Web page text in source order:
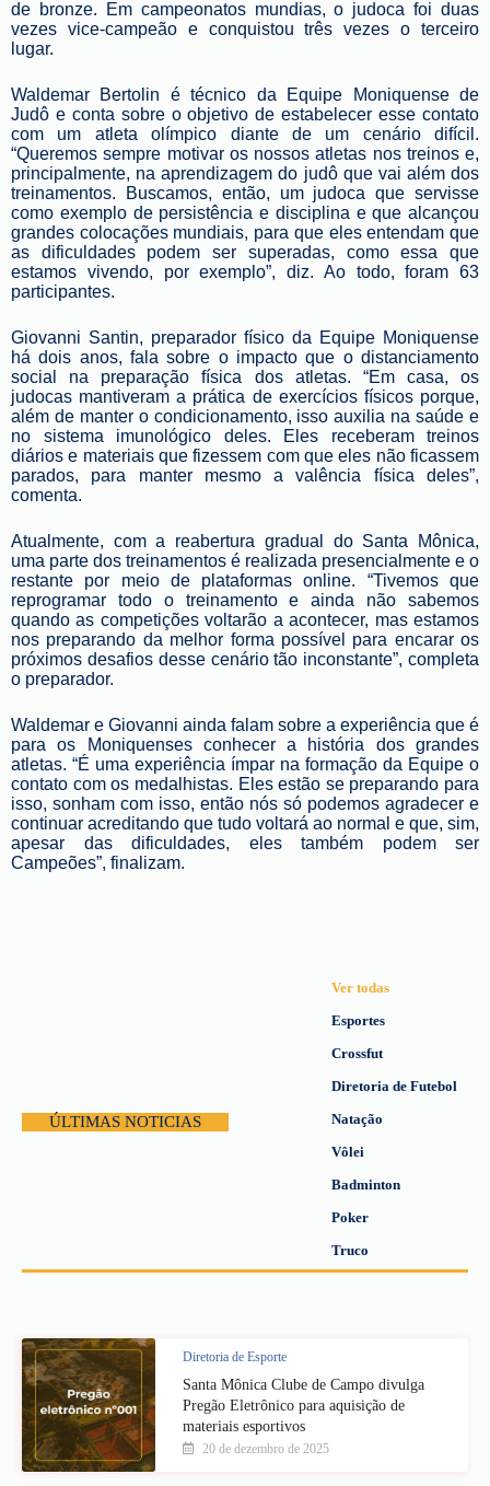
de bronze. Em campeonatos mundias, o judoca foi duas
vezes vice-campeão e conquistou três vezes o terceiro
lugar.
Waldemar Bertolin é técnico da Equipe Moniquense de
Judô e conta sobre o objetivo de estabelecer esse contato
com um atleta olímpico diante de um cenário difícil .
“Queremos sempre motivar os nossos atletas nos treinos e,
principalmente, na aprendizagem do judô que vai além dos
treinamentos. Buscamos, então, um judoca que servisse
como exemplo de persistência e disciplina e que alcançou
grandes colocações mundiais, para que eles entendam que
as dificuldades podem ser superadas, como essa que
estamos vivendo, por exemplo”, diz. Ao todo, foram 63
participantes.
Giovanni Santin, preparador físico da Equipe Moniquense
há dois anos, fala sobre o impacto que o distanciamento
social na preparação física dos atletas. “Em casa, os
judocas mantiveram a prática de exercícios físicos porque,
além de manter o condicionamento, isso auxilia na saúde e
no sistema imunológico deles.
Eles receberam treinos
diários e materiais que fizessem com que eles não ficassem
parados, para manter mesmo a valência física deles”,
comenta.
Atualmente, com a reabertura gradual do Santa Mônica,
uma parte dos treinamentos é realizada presencialmente e o
restante por meio de plataformas online. “Tivemos que
reprogramar todo o treinamento e ainda não sabemos
quando as competições voltarão a acontecer, mas estamos
nos preparando da melhor forma possível para encarar os
próximos desafios desse cenário tão inconstante”, completa
o preparador.
Waldemar e Giovanni ainda falam sobre a experiência que é
para os Moniquenses conhecer a história dos grandes
atletas. “É uma experiência ímpar na formação da Equipe o
contato com os medalhistas. Eles estão se preparando para
isso, sonham com isso, então nós só podemos agradecer e
continuar acreditando que tudo voltará ao normal e que, sim,
apesar das dificuldades, eles também podem ser
Campeões”, finalizam.
ÚLTIMAS NOTICIAS
Ver todas
Esportes
Crossfut
Diretoria de Futebol
Natação
Vôlei
Badminton
Poker
Truco
Diretoria de Esporte
Santa Mônica Clube de Campo divulga
Pregão Eletrônico para aquisição de
materiais esportivos
20 de dezembro de 2025